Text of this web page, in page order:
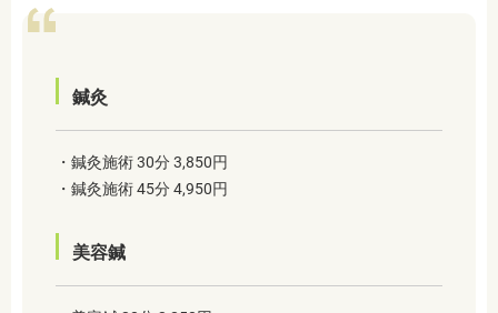
鍼灸
・鍼灸施術 30分 3,850円
・鍼灸施術 45分 4,950円
美容鍼